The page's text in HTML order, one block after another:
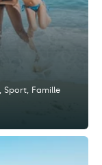
Sport Famille